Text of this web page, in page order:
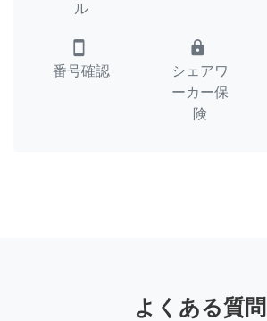
ル
smartphone
番号確認
lock
シェアワ
ーカー保
険
よくある質問